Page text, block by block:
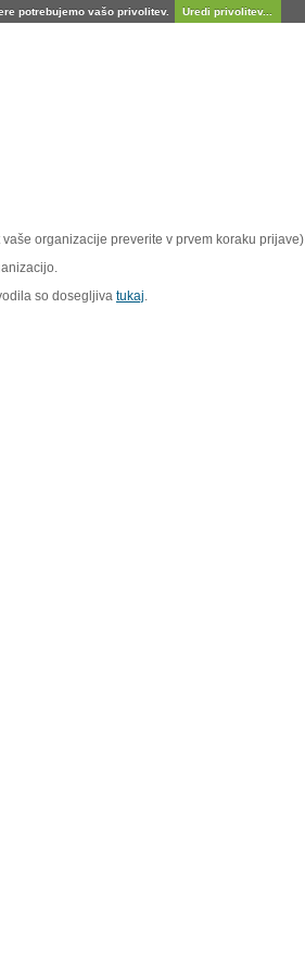
potrebujemo vašo privolitev. Uredi privolitev...
organizacije preverite v prvem koraku prijave)
so dosegljiva tukaj